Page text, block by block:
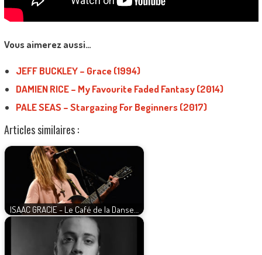
Vous aimerez aussi…
JEFF BUCKLEY – Grace (1994)
DAMIEN RICE – My Favourite Faded Fantasy (2014)
PALE SEAS – Stargazing For Beginners (2017)
Articles similaires :
ISAAC GRACIE - Le Café de la Danse…